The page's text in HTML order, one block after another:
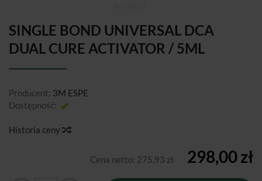
SINGLE BOND UNIVERSAL DCA
DUAL CURE ACTIVATOR / 5ML
Producent: 3M ESPE
Dostępność:
Historia ceny
Cena netto: 275,93 zł 298,00 zł